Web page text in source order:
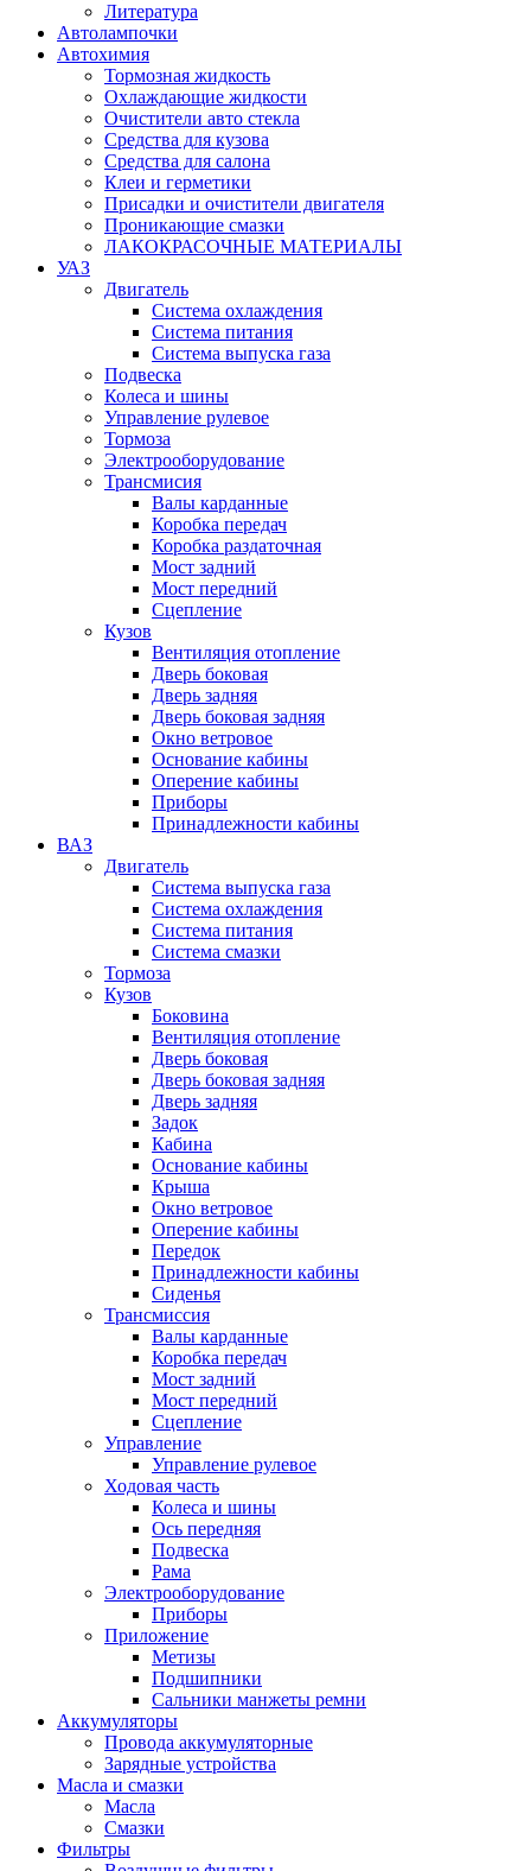
Литература
Автолампочки
Автохимия
Тормозная жидкость
Охлаждающие жидкости
Очистители авто стекла
Средства для кузова
Средства для салона
Клеи и герметики
Присадки и очистители двигателя
Проникающие смазки
ЛАКОКРАСОЧНЫЕ МАТЕРИАЛЫ
УАЗ
Двигатель
Система охлаждения
Система питания
Система выпуска газа
Подвеска
Колеса и шины
Управление рулевое
Тормоза
Электрооборудование
Трансмисия
Валы карданные
Коробка передач
Коробка раздаточная
Мост задний
Мост передний
Сцепление
Кузов
Вентиляция отопление
Дверь боковая
Дверь задняя
Дверь боковая задняя
Окно ветровое
Основание кабины
Оперение кабины
Приборы
Принадлежности кабины
ВАЗ
Двигатель
Система выпуска газа
Система охлаждения
Система питания
Система смазки
Тормоза
Кузов
Боковина
Вентиляция отопление
Дверь боковая
Дверь боковая задняя
Дверь задняя
Задок
Кабина
Основание кабины
Крыша
Окно ветровое
Оперение кабины
Передок
Принадлежности кабины
Сиденья
Трансмиссия
Валы карданные
Коробка передач
Мост задний
Мост передний
Сцепление
Управление
Управление рулевое
Ходовая часть
Колеса и шины
Ось передняя
Подвеска
Рама
Электрооборудование
Приборы
Приложение
Метизы
Подшипники
Сальники манжеты ремни
Аккумуляторы
Провода аккумуляторные
Зарядные устройства
Масла и смазки
Масла
Смазки
Фильтры